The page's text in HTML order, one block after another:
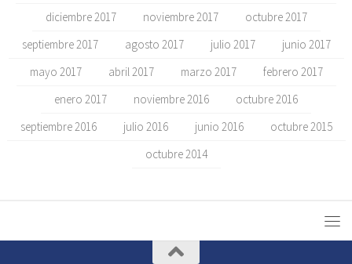
diciembre 2017
noviembre 2017
octubre 2017
septiembre 2017
agosto 2017 julio 2017
junio 2017
mayo 2017
abril 2017 marzo 2017
febrero 2017
enero 2017
noviembre 2016
octubre 2016
septiembre 2016
julio 2016 junio 2016
octubre 2015
octubre 2014